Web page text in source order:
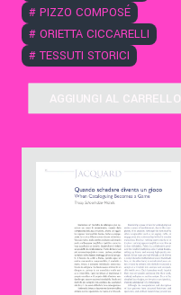
# PIZZO COMPOSÉ
# ORIETTA CICCARELLI
# TESSUTI STORICI
AGGIUNGI AL CARRELLO